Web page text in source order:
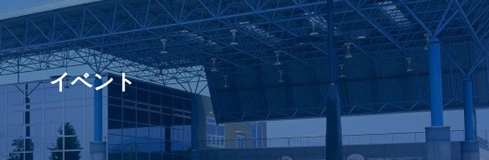
伝統芸能「猿まわし公
演」開催！
サマーウィーク開催し
ます！

新年のご挨拶
2026.01.01

イベント